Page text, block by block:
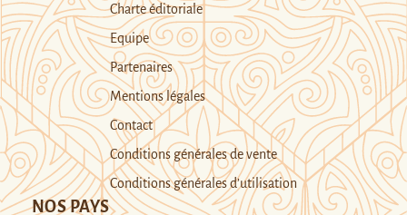
Charte éditoriale
Equipe
Partenaires
Mentions légales
Contact
Conditions générales de vente
Conditions générales d’utilisation
NOS PAYS